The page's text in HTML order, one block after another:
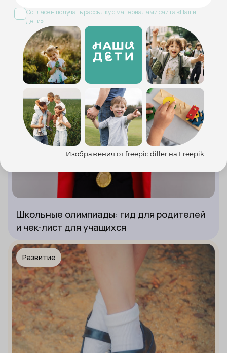
Образование
Школьные олимпиады: гид для родителей
и чек-лист для учащихся
Развитие
Согласен получать рассылкус материалами сайта «Наши
дети»
Изображения от freepic.diller на Freepik